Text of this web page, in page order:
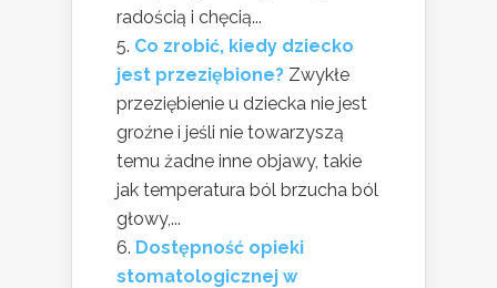
radością i chęcią...
Co zrobić, kiedy dziecko
jest przeziębione? Zwykłe
przeziębienie u dziecka nie jest
groźne i jeśli nie towarzyszą
temu żadne inne objawy, takie
jak temperatura ból brzucha ból
głowy,...
Dostępność opieki
stomatologicznej w